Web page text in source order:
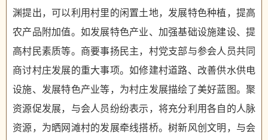
渊提出，可以利用村里的闲置土地，发展特色种植，提高
农产品附加值。如发展特色产业、加强基础设施建设、提
高村民素质等。商要事扬民主，村党支部与参会人员共同
商讨村庄发展的重大事项。如修建村道路、改善供水供电
设施、发展特色产业等，为村庄发展描绘了美好蓝图。聚
资源促发展，与会人员纷纷表示，将充分利用各自的人脉
资源，为晒网滩村的发展牵线搭桥。树新风创文明，与会